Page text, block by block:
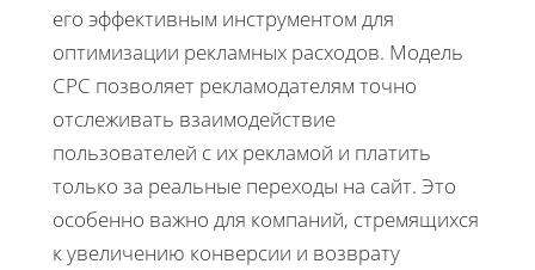
его эффективным инструментом для
оптимизации рекламных расходов. Модель
CPC позволяет рекламодателям точно
отслеживать взаимодействие
пользователей с их рекламой и платить
только за реальные переходы на сайт. Это
особенно важно для компаний, стремящихся
к увеличению конверсии и возврату